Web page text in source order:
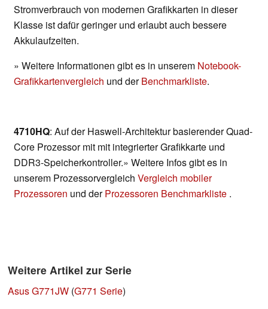
Stromverbrauch von modernen Grafikkarten in dieser
Klasse ist dafür geringer und erlaubt auch bessere
Akkulaufzeiten.
» Weitere Informationen gibt es in unserem Notebook-
Grafikkartenvergleich und derBenchmarkliste.
4710HQ: Auf der Haswell-Architektur basierender Quad-
Core Prozessor mit mit integrierter Grafikkarte und
DDR3-Speicherkontroller.» Weitere Infos gibt es in
unserem Prozessorvergleich Vergleich mobiler
Prozessoren und derProzessoren Benchmarkliste .
Weitere Artikel zur Serie
Asus G771JW (G771 Serie)